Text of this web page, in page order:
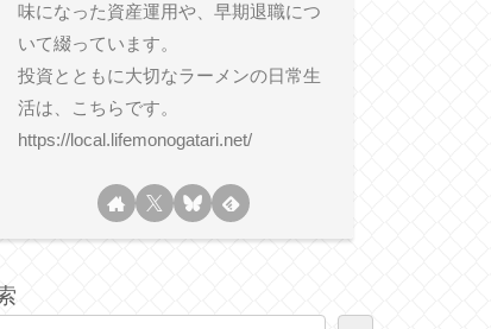
味になった資産運用や、早期退職につ
いて綴っています。
投資とともに大切なラーメンの日常生
活は、こちらです。
https://local.lifemonogatari.net/